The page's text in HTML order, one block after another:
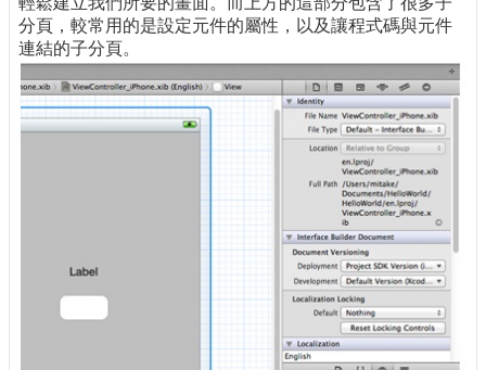
分頁，較常用的是設定元件的屬性，以及讓程式碼與元件
連結的子分頁。